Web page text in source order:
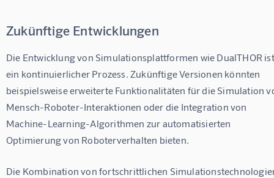
Zukünftige Entwicklungen
Die Entwicklung von Simulationsplattformen wie DualTHOR
ein kontinuierlicher Prozess. Zukünftige Versionen könnten
beispielsweise erweiterte Funktionalitäten für die Simulation
Mensch-Roboter-Interaktionen oder die Integration von
Machine-Learning-Algorithmen zur automatisierten
Optimierung von Roboterverhalten bieten.
Die Kombination von fortschrittlichen